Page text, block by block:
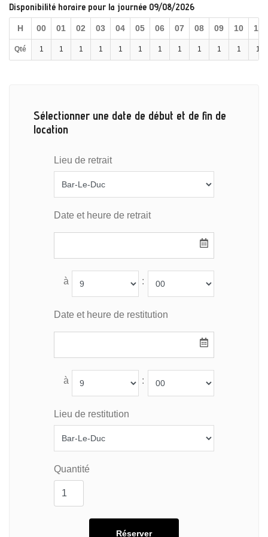
Disponibilité horaire pour la journée 09/08/2026
H 00 01 02 03 04 05 06 07 08 09 10 11
Qté 1 1 1 1 1 1 1 1 1 1 1 1
Sélectionner une date de début et de fin de
location
Lieu de retrait
Date et heure de retrait
à :
Date et heure de restitution
à :
Lieu de restitution
Quantité